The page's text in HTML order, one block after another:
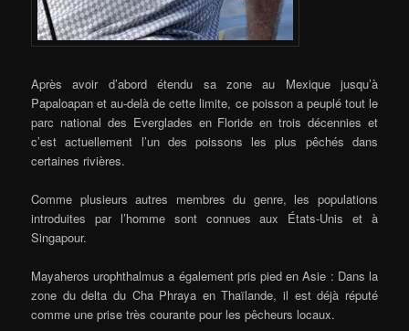
Après avoir d’abord étendu sa zone au Mexique jusqu’à
Papaloapan et au-delà de cette limite, ce poisson a peuplé tout le
parc national des Everglades en Floride en trois décennies et
c’est actuellement l’un des poissons les plus pêchés dans
certaines rivières.
Comme plusieurs autres membres du genre, les populations
introduites par l’homme sont connues aux États-Unis et à
Singapour.
Mayaheros urophthalmus a également pris pied en Asie : Dans la
zone du delta du Cha Phraya en Thaïlande, il est déjà réputé
comme une prise très courante pour les pêcheurs locaux.